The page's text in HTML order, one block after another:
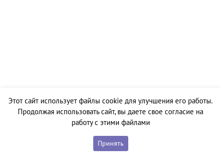
Этот сайт использует файлы cookie для улучшения его работы.
Продолжая использовать сайт, вы даете свое согласие на
работу с этими файлами
Принять